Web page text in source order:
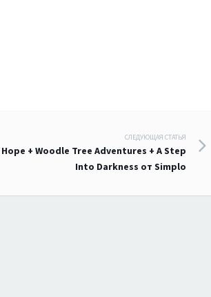
СЛЕДУЮЩАЯ СТАТЬЯ
+ Woodle Tree Adventures + A Step
Into Darkness от Simplo